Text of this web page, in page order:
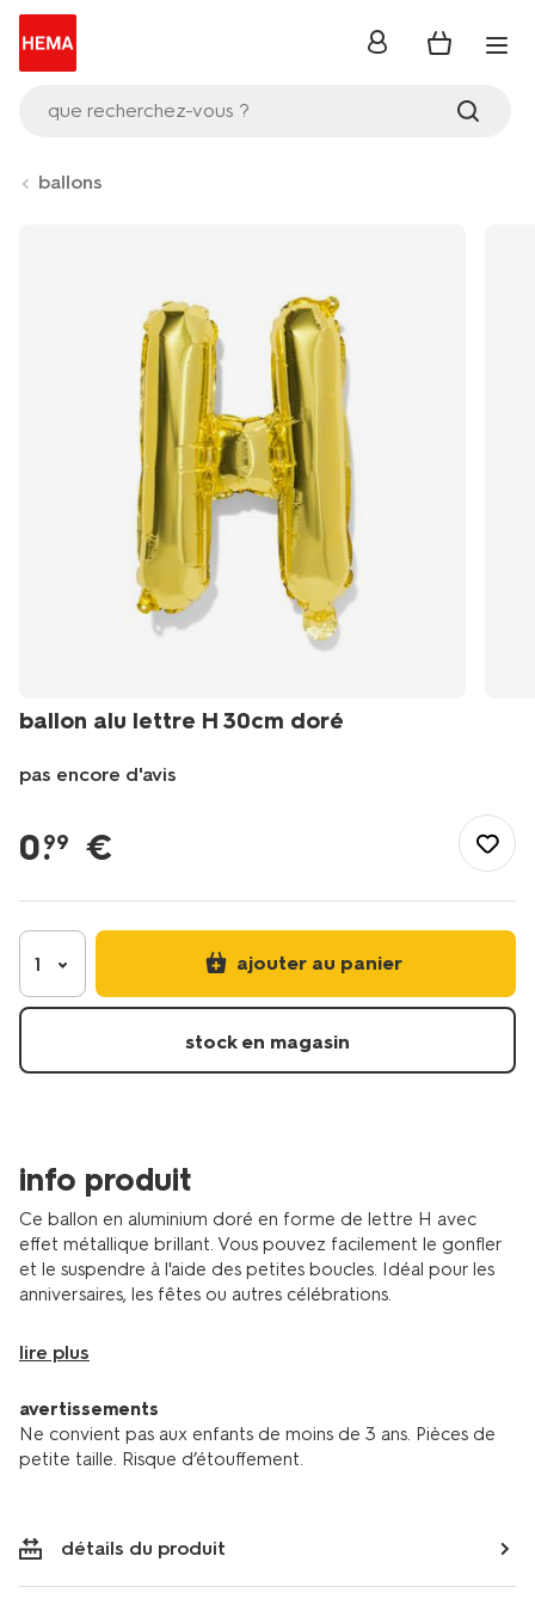
que recherchez-vous ?
se
ballons
ballon alu lettre H 30cm doré
pas encore d'avis
fr/fete-
idees-
de-
fete/ballons/ballon-
alu-
h-
0.
99 €
1 ajouter au panier
stock en magasin
info produit
Ce ballon en aluminium doré en forme de lettre H avec
effet métallique brillant. Vous pouvez facilement le gonfler
et le suspendre à l'aide des petites boucles. Idéal pour les
anniversaires, les fêtes ou autres célébrations.
lire plus
avertissements
Ne convient pas aux enfants de moins de 3 ans. Pièces de
petite taille. Risque d’étouffement.
détails du produit